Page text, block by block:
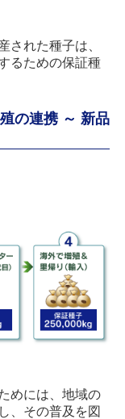
された種子は、
るための保証種
の連携 ～ 新品
めには、地域の
、その普及を図